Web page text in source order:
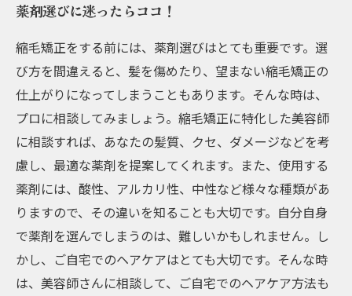
薬剤選びに迷ったらココ！
縮毛矯正をする前には、薬剤選びはとても重要です。選
び方を間違えると、髪を傷めたり、望まない縮毛矯正の
仕上がりになってしまうこともあります。そんな時は、
プロに相談してみましょう。縮毛矯正に特化した美容師
に相談すれば、あなたの髪質、クセ、ダメージなどを考
慮し、最適な薬剤を提案してくれます。また、使用する
薬剤には、酸性、アルカリ性、中性など様々な種類があ
りますので、その違いを知ることも大切です。自分自身
で薬剤を選んでしまうのは、難しいかもしれません。し
かし、ご自宅でのヘアケアはとても大切です。そんな時
は、美容師さんに相談して、ご自宅でのヘアケア方法も